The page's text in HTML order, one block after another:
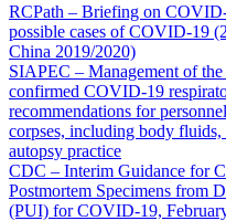
RCPath – Briefing on
possible cases of COVID-19
China 2019/2020)
SIAPEC – Management of
confirmed COVID-19
recommendations for
corpses, including body
autopsy practice
CDC – Interim Guidance for
Postmortem Specimens from
(PUI) for COVID-19,